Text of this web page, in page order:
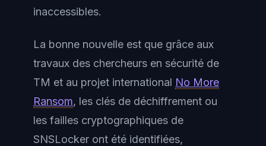
inaccessibles.
La bonne nouvelle est que grâce aux
travaux des chercheurs en sécurité de
TM et au projet international No More
Ransom, les clés de déchiffrement ou
les failles cryptographiques de
SNSLocker ont été identifiées,